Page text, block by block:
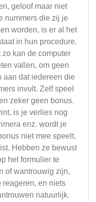
geloof maar niet
nummers die zij je
worden, is er al het
in hun procedure.
kan de computer
vallen, om geen
aan dat iedereen die
invult. Zelf speel
zeker geen bonus.
is je verlies nog
enz. wordt je
niet mee speelt.
Hebben ze bewust
het formulier te
of wantrouwig zijn,
reageren, en niets
natuurlijk.